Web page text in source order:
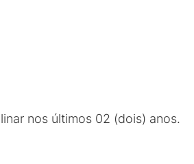
nos últimos 02 (dois) anos.